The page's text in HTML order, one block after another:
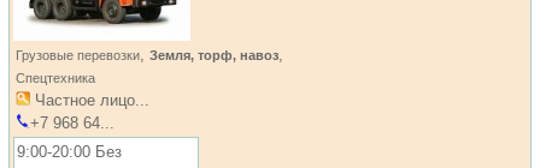
Грузовые перевозки, Земля, торф, навоз,
Спецтехника
Частное лицо...
+7 968 64...
9:00-20:00 Без